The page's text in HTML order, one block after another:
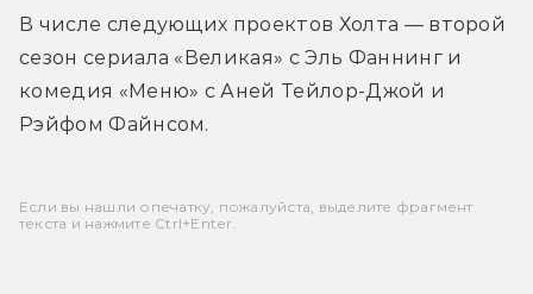
В числе следующих проектов Холта — второй
сезон сериала «Великая» с Эль Фаннинг и
комедия «Меню» с Аней Тейлор-Джой и
Рэйфом Файнсом.
Если вы нашли опечатку, пожалуйста, выделите фрагмент
текста и нажмите Ctrl+Enter.